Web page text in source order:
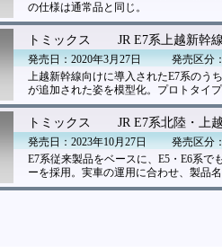
の仕様は通常品と同じ。
トミックス JR E7系上越新幹
発売日：2020年3月27日
発売区分
上越新幹線向けに導入されたE7系のう
が追加された姿を模型化。プロトタイ
トミックス JR E7系北陸・上
発売日：2023年10月27日
発売区分
E7系従来製品をベースに、E5・E6系
ーを採用。実車の運用に合わせ、製品